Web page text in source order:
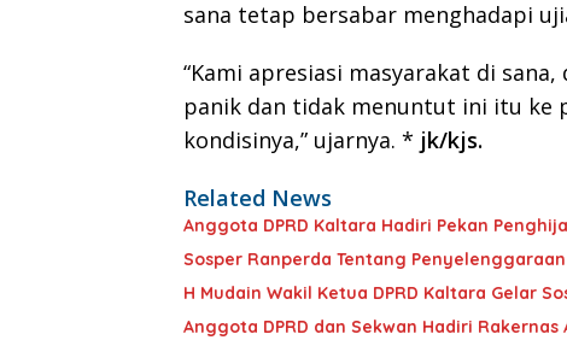
sana tetap bersabar menghadapi
“Kami apresiasi masyarakat di
panik dan tidak menuntut ini itu ke
kondisinya,” ujarnya. * jk/kjs.
Related News
Anggota DPRD Kaltara Hadiri Pekan
Sosper Ranperda Tentang
H Mudain Wakil Ketua DPRD Kaltara Gelar
Anggota DPRD dan Sekwan Hadiri Rakernas